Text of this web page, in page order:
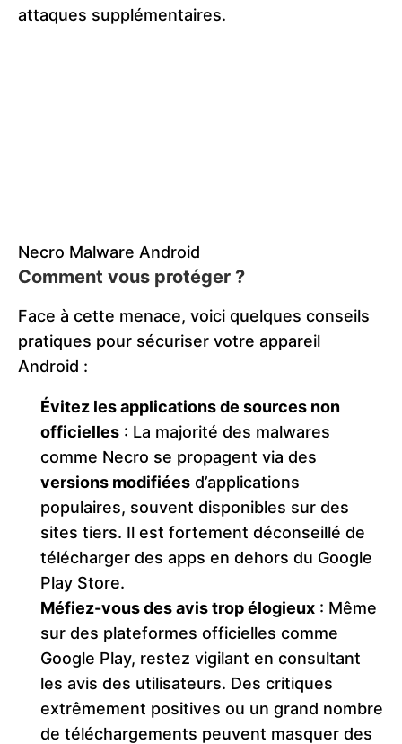
attaques supplémentaires.
Necro Malware Android
Comment vous protéger ?
Face à cette menace, voici quelques conseils
pratiques pour sécuriser votre appareil
Android :
Évitez les applications de sources non
officielles : La majorité des malwares
comme Necro se propagent via des
versions modifiées d’applications
populaires, souvent disponibles sur des
sites tiers. Il est fortement déconseillé de
télécharger des apps en dehors du Google
Play Store.
Méfiez-vous des avis trop élogieux : Même
sur des plateformes officielles comme
Google Play, restez vigilant en consultant
les avis des utilisateurs. Des critiques
extrêmement positives ou un grand nombre
de téléchargements peuvent masquer des